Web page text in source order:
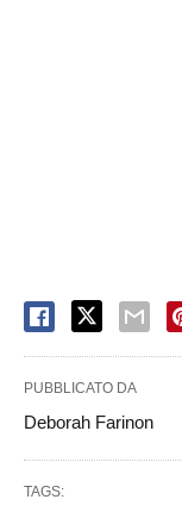
PUBBLICATO DA
Deborah Farinon
TAGS: